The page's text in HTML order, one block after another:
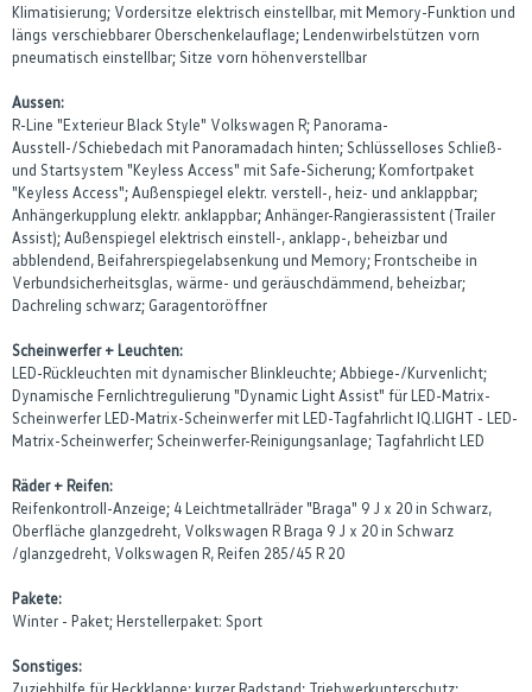
Klimatisierung; Vordersitze elektrisch einstellbar, mit Memory-Funktion und
längs verschiebbarer Oberschenkelauflage; Lendenwirbelstützen vorn
pneumatisch einstellbar; Sitze vorn höhenverstellbar
Aussen:
R-Line "Exterieur Black Style" Volkswagen R; Panorama-
Ausstell-/Schiebedach mit Panoramadach hinten; Schlüsselloses Schließ-
und Startsystem "Keyless Access" mit Safe-Sicherung; Komfortpaket
"Keyless Access"; Außenspiegel elektr. verstell-, heiz- und anklappbar;
Anhängerkupplung elektr. anklappbar; Anhänger-Rangierassistent (Trailer
Assist); Außenspiegel elektrisch einstell-, anklapp-, beheizbar und
abblendend, Beifahrerspiegelabsenkung und Memory; Frontscheibe in
Verbundsicherheitsglas, wärme- und geräuschdämmend, beheizbar;
Dachreling schwarz; Garagentoröffner
Scheinwerfer + Leuchten:
LED-Rückleuchten mit dynamischer Blinkleuchte; Abbiege-/Kurvenlicht;
Dynamische Fernlichtregulierung "Dynamic Light Assist" für LED-Matrix-
Scheinwerfer LED-Matrix-Scheinwerfer mit LED-Tagfahrlicht IQ.LIGHT - LED-
Matrix-Scheinwerfer; Scheinwerfer-Reinigungsanlage; Tagfahrlicht LED
Räder + Reifen:
Reifenkontroll-Anzeige; 4 Leichtmetallräder "Braga" 9 J x 20 in Schwarz,
Oberfläche glanzgedreht, Volkswagen R Braga 9 J x 20 in Schwarz
/glanzgedreht, Volkswagen R, Reifen 285/45 R 20
Pakete:
Winter - Paket; Herstellerpaket: Sport
Sonstiges:
Zuziehhilfe für Heckklappe; kurzer Radstand; Triebwerkunterschutz;